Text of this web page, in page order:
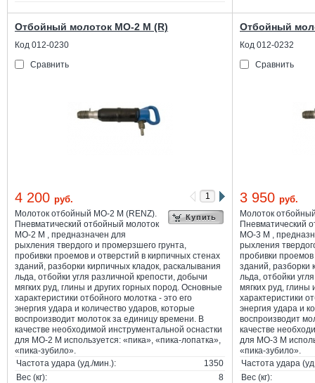
Отбойный молоток МО-2 М (R)
Код 012-0230
Сравнить
4 200 руб.
Купить
Молоток отбойный МО-2 М (RENZ).
Пневматический отбойный молоток
МО-2 М , предназначен для
рыхления твердого и промерзшего грунта,
пробивки проемов и отверстий в кирпичных стенах
зданий, разборки кирпичных кладок, раскалывания
льда, отбойки угля различной крепости, добычи
мягких руд, глины и других горных пород. Основные
характеристики отбойного молотка - это его
энергия удара и количество ударов, которые
воспроизводит молоток за единицу времени. В
качестве необходимой инструментальной оснастки
для МО-2 М используется: «пика», «пика-лопатка»,
«пика-зубило».
Частота удара (уд./мин.):
1350
Вес (кг):
8
Отбойный
Код 012-0232
Сравнить
3 950 руб.
Молоток
Пневматический
МО-3 М ,
рыхления
пробивки
зданий, разборки
льда, отбойки
мягких руд,
характеристики
энергия удара и
воспроизводит
качестве
для МО-3 М
«пика-зубило».
Частота удара
Вес (кг):